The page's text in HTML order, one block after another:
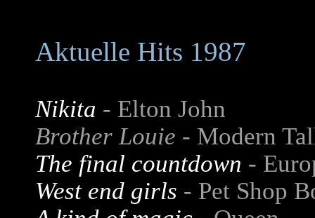
Aktuelle Hits 1987
Nikita - Elton John
Brother Louie - Modern
The final countdown -
West end girls - Pet Shop